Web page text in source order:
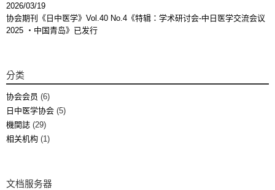
2026/03/19
协会期刊《日中医学》Vol.40 No.4《特辑：学术研讨会-中日医学交流会议
2025 ・中国青岛》已发行
分类
协会会员 (6)
日中医学协会 (5)
機関誌 (29)
相关机构 (1)
文档服务器